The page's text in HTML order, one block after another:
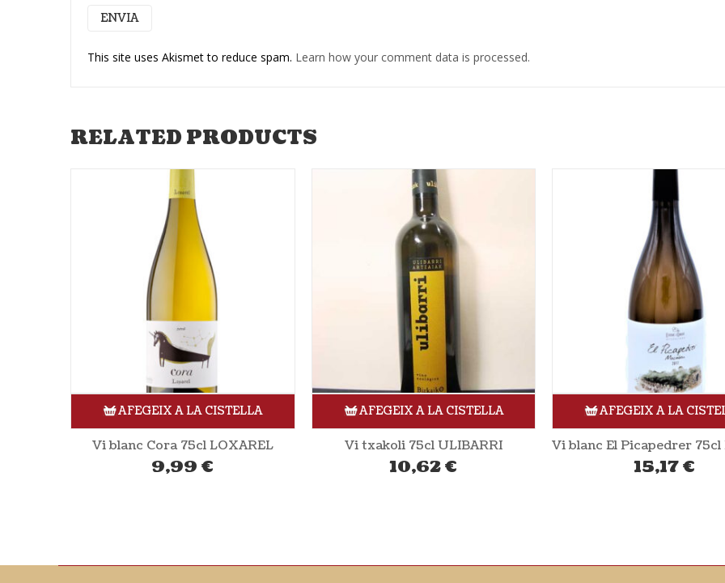
This site uses Akismet to reduce spam. Learn how your comment data is processed.
RELATED PRODUCTS
AFEGEIX A LA CISTELLA
Vi txakoli 75cl ULIBARRI
10,62€
AFEGEIX A LA CISTELLA
15,17€
AFEGEIX A LA
Vi agulla vi·brant 75cl
19,60€